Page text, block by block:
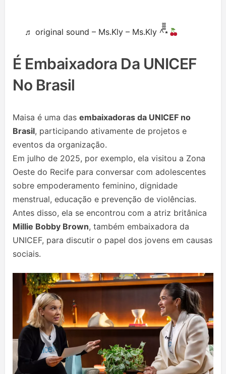
♬ original sound – Ms.Kly – Ms.Kly ^᪲᪲᪲⋆
É Embaixadora Da UNICEF
No Brasil
Maisa é uma das embaixadoras da UNICEF no
Brasil, participando ativamente de projetos e
eventos da organização.
Em julho de 2025, por exemplo, ela visitou a Zona
Oeste do Recife para conversar com adolescentes
sobre empoderamento feminino, dignidade
menstrual, educação e prevenção de violências.
Antes disso, ela se encontrou com a atriz britânica
Millie Bobby Brown, também embaixadora da
UNICEF, para discutir o papel dos jovens em causas
sociais.